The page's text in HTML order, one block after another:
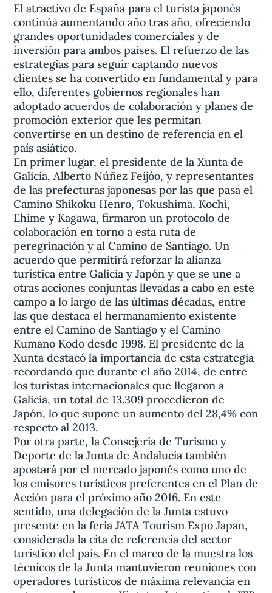
El atractivo de España para el turista japonés
continúa aumentando año tras año, ofreciendo
grandes oportunidades comerciales y de
inversión para ambos países. El refuerzo de las
estrategias para seguir captando nuevos
clientes se ha convertido en fundamental y para
ello, diferentes gobiernos regionales han
adoptado acuerdos de colaboración y planes de
promoción exterior que les permitan
convertirse en un destino de referencia en el
país asiático.
En primer lugar, el presidente de la Xunta de
Galicia, Alberto Núñez Feijóo, y representantes
de las prefecturas japonesas por las que pasa el
Camino Shikoku Henro, Tokushima, Kochi,
Ehime y Kagawa, firmaron un protocolo de
colaboración en torno a esta ruta de
peregrinación y al Camino de Santiago. Un
acuerdo que permitirá reforzar la alianza
turística entre Galicia y Japón y que se une a
otras acciones conjuntas llevadas a cabo en este
campo a lo largo de las últimas décadas, entre
las que destaca el hermanamiento existente
entre el Camino de Santiago y el Camino
Kumano Kodo desde 1998. El presidente de la
Xunta destacó la importancia de esta estrategia
recordando que durante el año 2014, de entre
los turistas internacionales que llegaron a
Galicia, un total de 13.309 procedieron de
Japón, lo que supone un aumento del 28,4% con
respecto al 2013.
Por otra parte, la Consejería de Turismo y
Deporte de la Junta de Andalucía también
apostará por el mercado japonés como uno de
los emisores turísticos preferentes en el Plan de
Acción para el próximo año 2016. En este
sentido, una delegación de la Junta estuvo
presente en la feria JATA Tourism Expo Japan,
considerada la cita de referencia del sector
turístico del país. En el marco de la muestra los
técnicos de la Junta mantuvieron reuniones con
operadores turísticos de máxima relevancia en